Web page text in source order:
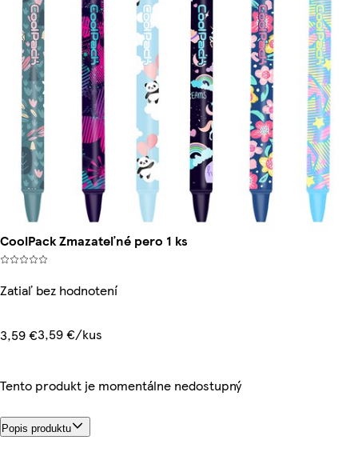
CoolPack Zmazateľné pero 1 ks
Zatiaľ bez hodnotení
3,59 €3,59 €/kus
Tento produkt je momentálne nedostupný
Popis produktu